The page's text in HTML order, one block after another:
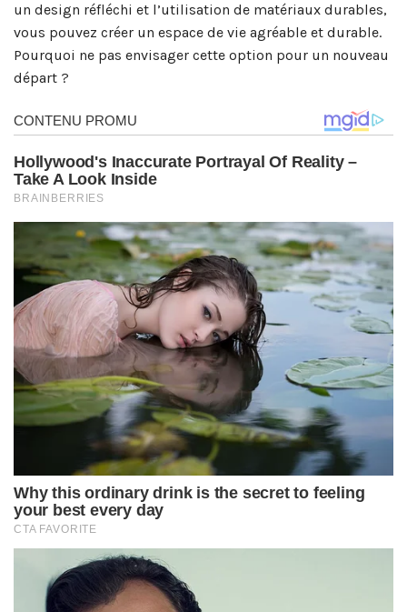
un design réfléchi et l’utilisation de matériaux durables,
vous pouvez créer un espace de vie agréable et durable.
Pourquoi ne pas envisager cette option pour un nouveau
départ ?